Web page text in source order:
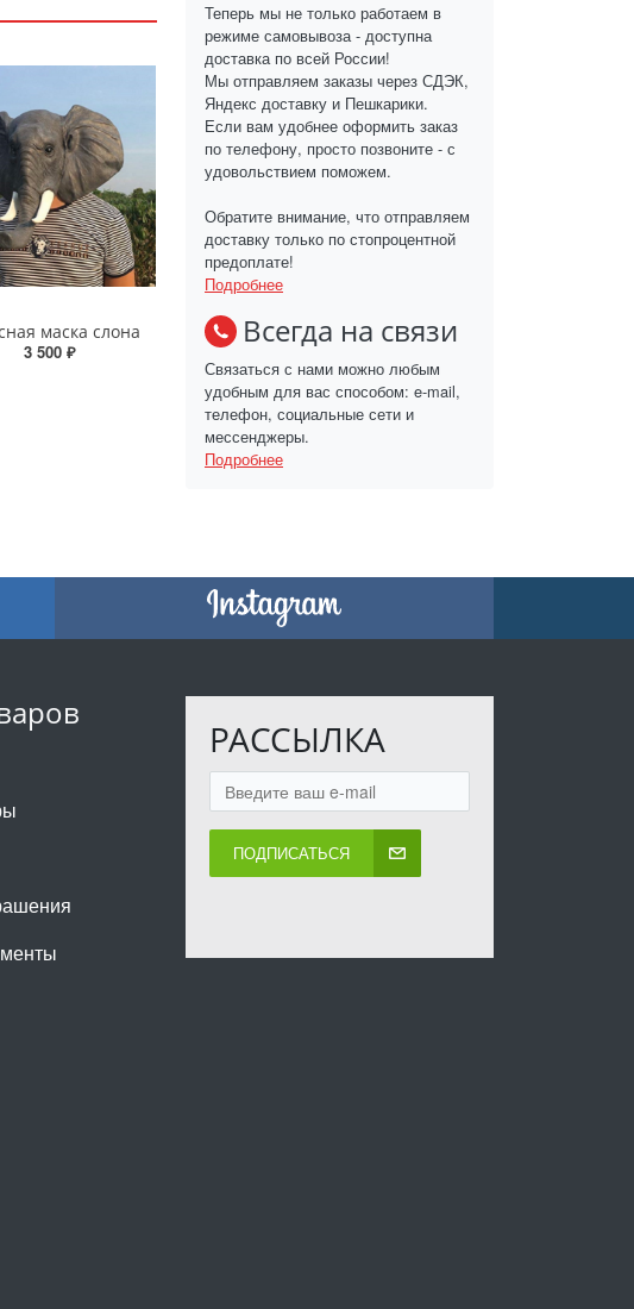
маска слона
3 500 ₽
Теперь мы не только работаем в
режиме самовывоза - доступна
доставка по всей России!
Мы отправляем заказы через СДЭК,
Яндекс доставку и Пешкарики.
Если вам удобнее оформить заказ
по телефону, просто позвоните - с
удовольствием поможем.
Обратите внимание, что отправляем
доставку только по стопроцентной
предоплате!
Подробнее
Всегда на связи
Связаться с нами можно любым
удобным для вас способом: e-mail,
телефон, социальные сети и
мессенджеры.
Подробнее
РАССЫЛКА
ПОДПИСАТЬСЯ